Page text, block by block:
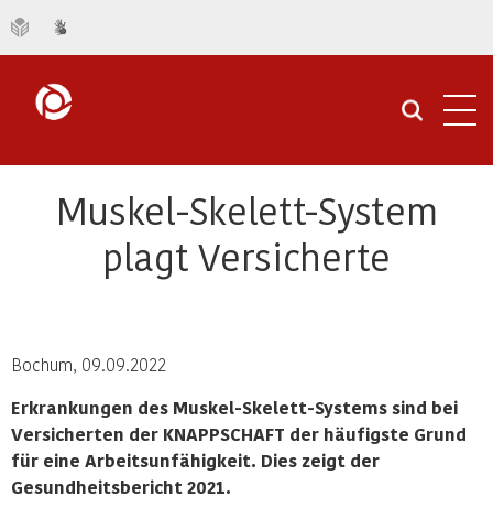
Muskel-Skelett-System
plagt Versicherte
Bochum, 09.09.2022
Erkrankungen des Muskel-Skelett-Systems sind bei
Versicherten der KNAPPSCHAFT der häufigste Grund
für eine Arbeitsunfähigkeit. Dies zeigt der
Gesundheitsbericht 2021.